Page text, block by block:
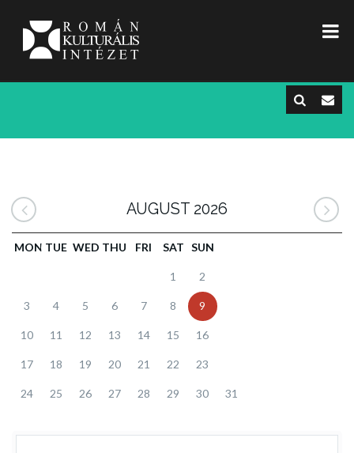
AUGUST 2026
MON TUE WED THU FRI SAT SUN
1 2
3 4 5 6 7 8 9
10 11 12 13 14 15 16
17 18 19 20 21 22 23
24 25 26 27 28 29 30 31